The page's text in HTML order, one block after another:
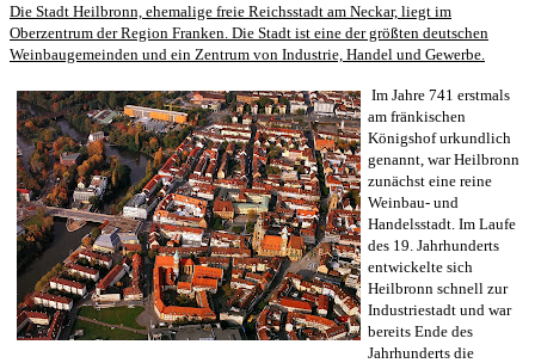
Die Stadt Heilbronn, ehemalige freie Reichsstadt am Neckar, liegt im
Oberzentrum der Region Franken. Die Stadt ist eine der größten deutschen
Weinbaugemeinden und ein Zentrum von Industrie, Handel und Gewerbe.
Im Jahre 741 erstmals
am fränkischen
Königshof urkundlich
genannt, war Heilbronn
zunächst eine reine
Weinbau- und
Handelsstadt. Im Laufe
des 19. Jahrhunderts
entwickelte sich
Heilbronn schnell zur
Industriestadt und war
bereits Ende des
Jahrhunderts die